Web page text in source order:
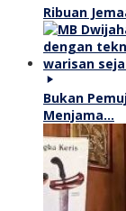
Ribuan
Bukan
Menjama…